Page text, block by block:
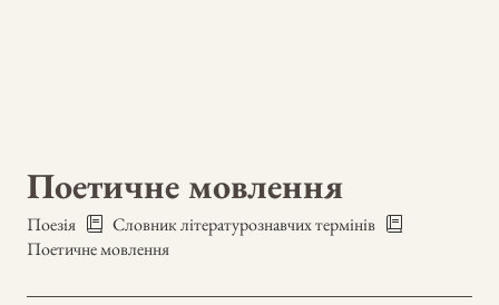
Поетичне мовлення
Поезія
Словник літературознавчих термінів
Поетичне мовлення